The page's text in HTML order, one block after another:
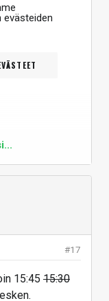
#17
15:45 15:30